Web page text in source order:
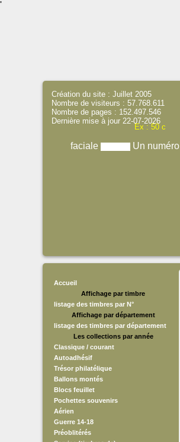
'
Ex : 50 c
faciale Un numéro
Création du site : Juillet 2005
Nombre de visiteurs : 57.768.611
Nombre de pages : 152.497.546
Dernière mise à jour 22-07-2026
Accueil
Affichage par timbre
listage des timbres par N°
Affichage par département
listage des timbres par département
Les collections par année
Classique / courant
Autoadhésif
Trésor philatélique
Ballons montés
Blocs feuillet
Pochettes souvenirs
Aérien
Guerre 14-18
Préoblitérés